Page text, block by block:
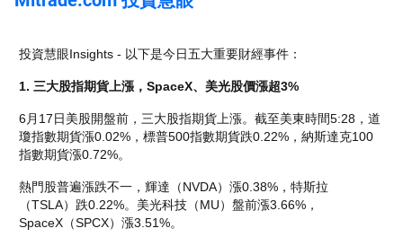
投資慧眼Insights - 以下是今日五大重要財經事件：
1. 三大股指期貨上漲，SpaceX、美光股價漲超3%
6月17日美股開盤前，三大股指期貨上漲。截至美東時間5:28，道
瓊指數期貨漲0.02%，標普500指數期貨跌0.22%，納斯達克100
指數期貨漲0.72%。
熱門股普遍漲跌不一，輝達（NVDA）漲0.38%，特斯拉
（TSLA）跌0.22%。美光科技（MU）盤前漲3.66%，
SpaceX（SPCX）漲3.51%。